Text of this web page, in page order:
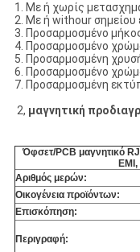
1. Με ή χωρίς
2. Με ή withour σημείου
3. Προσαρμοσμένο
4. Προσαρμοσμένο
5. Προσαρμοσμένη
6. Προσαρμοσμένο
7. Προσαρμοσμένη
2, μαγνητική
Όφσετ/PCB μαγνητικό
Αριθμός μερών:
Οικογένεια προϊόντων:
Επισκόπηση:
Περιγραφή: